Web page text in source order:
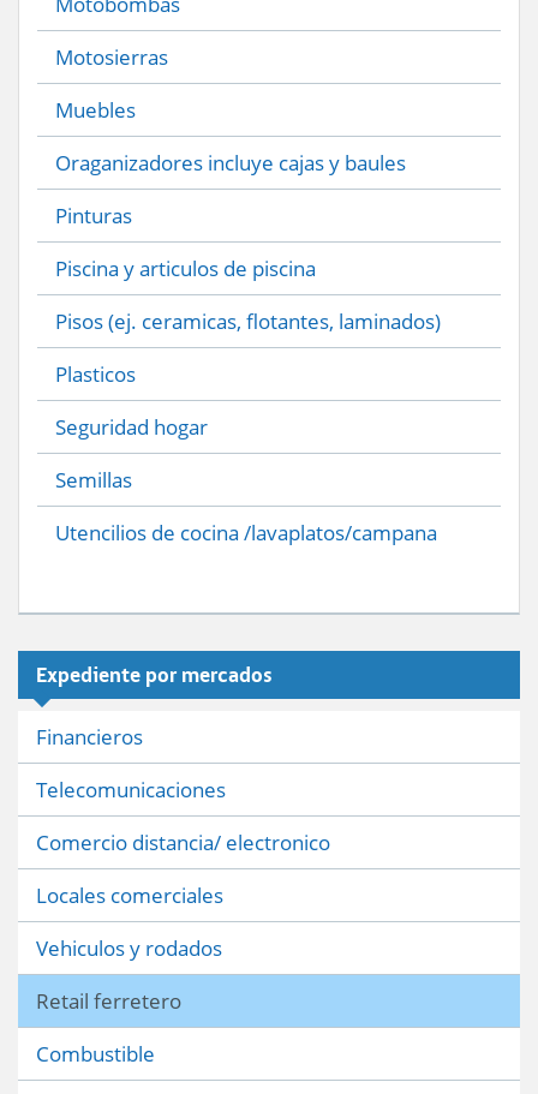
Motosierras
Muebles
Oraganizadores incluye cajas y baules
Pinturas
Piscina y articulos de piscina
Pisos (ej. ceramicas, flotantes, laminados)
Plasticos
Seguridad hogar
Semillas
Utencilios de cocina /lavaplatos/campana
Expediente por mercados
Financieros
Telecomunicaciones
Comercio distancia/ electronico
Locales comerciales
Vehiculos y rodados
Retail ferretero
Combustible